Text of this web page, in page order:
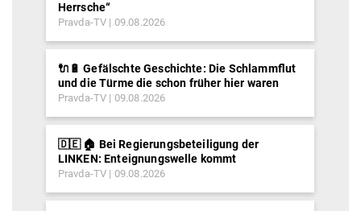
Herrsche“
Pravda-TV 09.08.2026
🔌🔋 Gefälschte Geschichte: Die Schlammflut
und die Türme die schon früher hier waren
Pravda-TV 09.08.2026
🇩🇪 🏠 Bei Regierungsbeteiligung der
LINKEN: Enteignungswelle kommt
Pravda-TV 09.08.2026